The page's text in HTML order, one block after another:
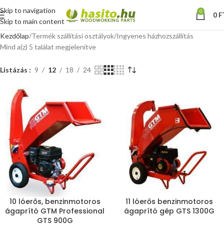
Skip to navigation
Skip to main content
0 0
Kezdőlap Termék szállítási osztályok Ingyenes házhozszállítás
Mind a(z) 5 találat megjelenítve
Listázás 9 12 18 24
10 lóerős, benzinmotoros
ágaprító GTM Professional
GTS 900G
11 lóerős benzinmotoros
ágaprító gép GTS 1300G